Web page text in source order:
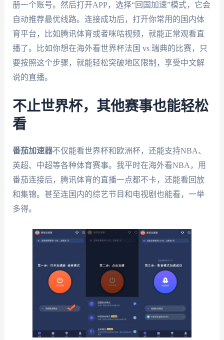
册一个账号。然后打开APP，选择“回国加速”模式，它会
自动推荐最优线路。连接成功后，打开你常用的国内体
育平台，比如腾讯体育或者咪咕视频，就能正常观看直
播了。比如你想在海外看世界杯法国 vs 瑞典的比赛，只
要按照这个步骤，就能轻松突破地区限制，享受中文解
说的直播。
不止世界杯，其他赛事也能轻松
看
番茄加速器不仅能看世界杯和欧洲杯，还能支持NBA、
英超、中超等各种体育赛事。我平时在海外看NBA，用
番茄连接后，腾讯体育的直播一点都不卡，还能看回放
和集锦。甚至连国内的综艺节目和电视剧也能看，一举
多得。